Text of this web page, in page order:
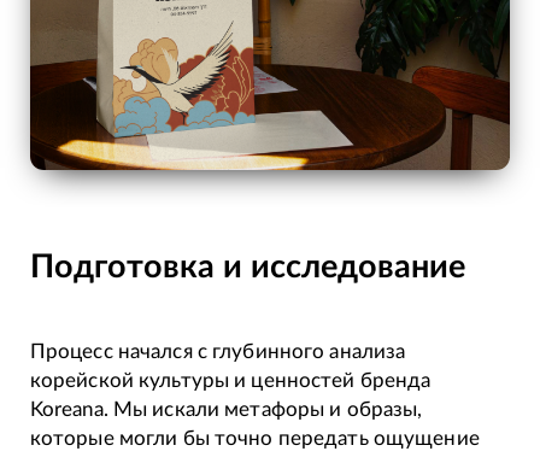
Подготовка и исследование
Процесс начался с глубинного анализа
корейской культуры и ценностей бренда
Koreana. Мы искали метафоры и образы,
которые могли бы точно передать ощущение